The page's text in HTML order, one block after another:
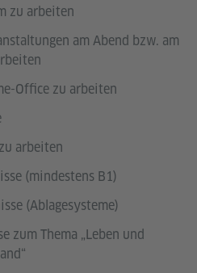
zu arbeiten
am Abend bzw. am
Office zu arbeiten
arbeiten
(mindestens B1)
(Ablagesysteme)
zum Thema „Leben und